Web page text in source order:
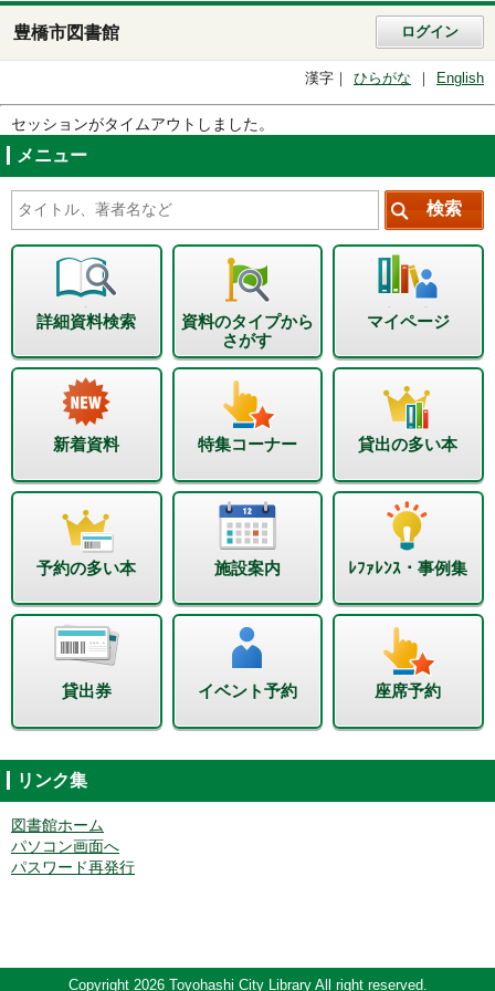
豊橋市図書館 ログイン
漢字 ひらがな English
セッションがタイムアウトしました。
メニュー
詳細資料検索
資料のタイプから
さがす
マイページ
新着資料 特集コーナー 貸出の多い本
予約の多い本 施設案内 ﾚﾌｧﾚﾝｽ・事例集
貸出券 イベント予約 座席予約
リンク集
図書館ホーム
パソコン画面へ
パスワード再発行
Copyright 2026 Toyohashi City Library All right reserved.